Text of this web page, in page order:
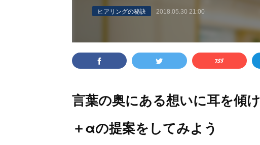
ヒアリングの秘訣 2018.05.30 21:00
言葉の奥にある想いに耳を傾け
＋αの提案をしてみよう